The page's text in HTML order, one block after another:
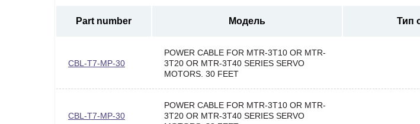
Part number Модель Тип
CBL-T7-MP-30
POWER CABLE FOR MTR-3T10 OR MTR-
3T20 OR MTR-3T40 SERIES SERVO
MOTORS. 30 FEET
CBL-T7-MP-30
POWER CABLE FOR MTR-3T10 OR MTR-
3T20 OR MTR-3T40 SERIES SERVO